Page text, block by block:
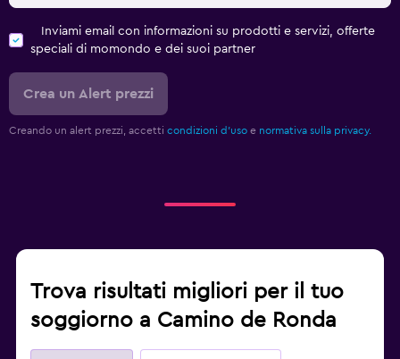
Inviami email con informazioni su prodotti e servizi, offerte
speciali di momondo e dei suoi partner
Crea un Alert prezzi
Creando un alert prezzi, accetti condizioni d'uso e normativa sulla privacy.
Trova risultati migliori per il tuo
soggiorno a Camino de Ronda